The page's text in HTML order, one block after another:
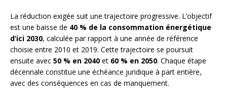
La réduction exigée suit une trajectoire progressive. L’objectif
est une baisse de 40 % de la consommation énergétique
d’ici 2030, calculée par rapport à une année de référence
choisie entre 2010 et 2019. Cette trajectoire se poursuit
ensuite avec 50 % en 2040 et 60 % en 2050. Chaque étape
décennale constitue une échéance juridique à part entière,
avec des conséquences en cas de manquement.